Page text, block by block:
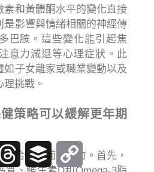
素和黃體酮水平的變化直接
是影響與情緒相關的神經傳
巴胺。這些變化能引起焦
意力減退等心理症狀。此
如子女離家或職業變動以及
挑戰。
策略可以緩解更年期
合多方面的努力。首先，
Threads Buffer
Link